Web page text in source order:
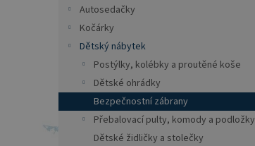
n
e
Autosedačky
Kočárky
Dětský nábytek
Postýlky, kolébky a proutěné koše
Dětské ohrádky
Bezpečnostní zábrany
Přebalovací pulty, komody a podložky
Dětské židličky a stolečky